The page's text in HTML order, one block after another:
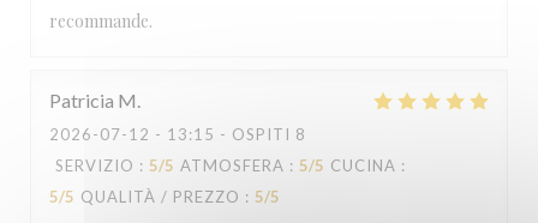
recommande.
Patricia M
2026-07-12 - 13:15 - OSPITI 8
SERVIZIO : 5/5 ATMOSFERA : 5/5 CUCINA :
5/5 QUALITÀ / PREZZO : 5/5